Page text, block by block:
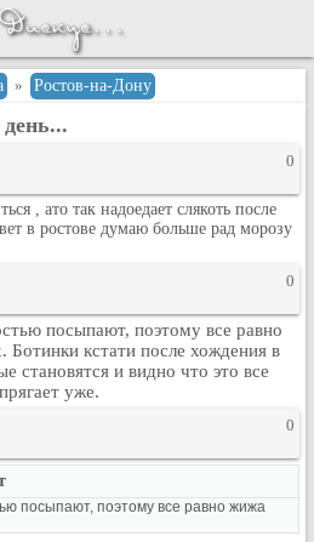
с
» Ростов-на-Дону
0
, ато так надоедает слякоть после
в ростове думаю больше рад морозу
0
посыпают, поэтому все равно
кстати после хождения в
становятся и видно что это все
уже.
0
посыпают, поэтому все равно жижа